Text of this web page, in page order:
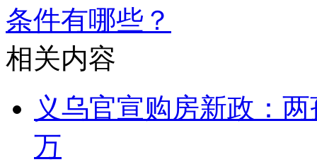
条件有哪些？
相关内容
义乌官宣购房新政：
万